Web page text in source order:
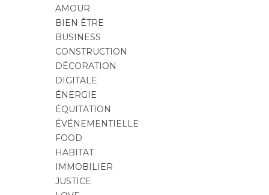
AMOUR
BIEN ÊTRE
BUSINESS
CONSTRUCTION
DÉCORATION
DIGITALE
ÉNERGIE
ÉQUITATION
ÉVÉNEMENTIELLE
FOOD
HABITAT
IMMOBILIER
JUSTICE